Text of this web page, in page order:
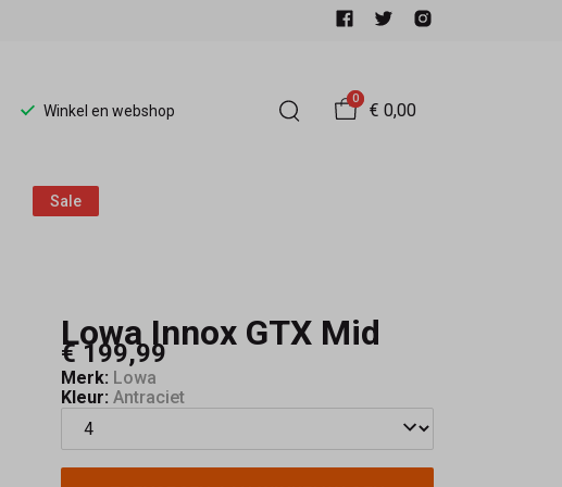
Winkel en webshop
0
€ 0,00
Sale
Lowa Innox GTX Mid
€ 199,99
Merk: Lowa
Kleur: Antraciet